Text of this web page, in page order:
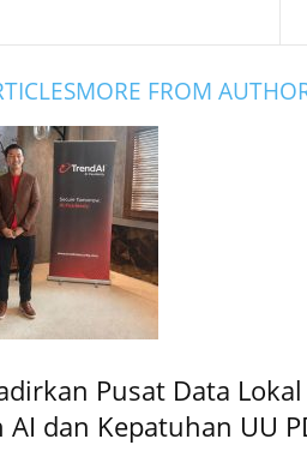
MORE FROM
Pusat Data
AI dan Kepatuhan UU